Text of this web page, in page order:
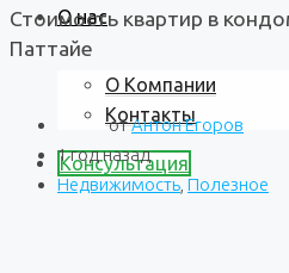
О нас
О Компании
Контакты
Консультация
Стоимость квартир в
Паттайе
отАнтон Егоров
1 год назад
Недвижимость Полезное